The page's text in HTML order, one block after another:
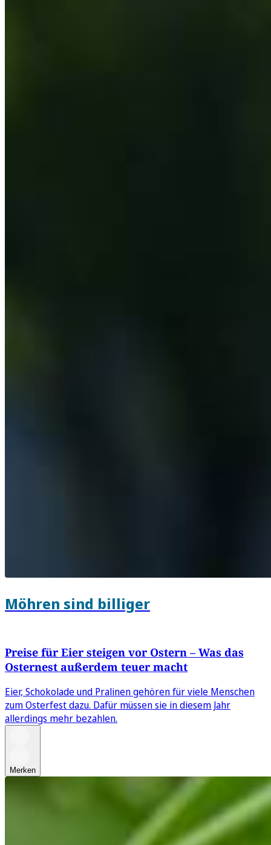
Möhren sind billiger
Preise für Eier steigen vor Ostern – Was das
Osternest außerdem teuer macht
Eier, Schokolade und Pralinen gehören für viele Menschen
zum Osterfest dazu. Dafür müssen sie in diesem Jahr
allerdings mehr bezahlen.
Merken